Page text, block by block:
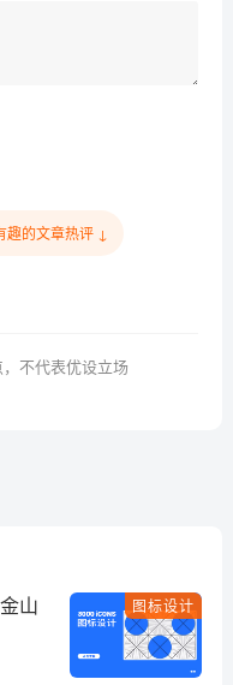
趣的文章热评 ↓
不代表优设立场
图标设计
山